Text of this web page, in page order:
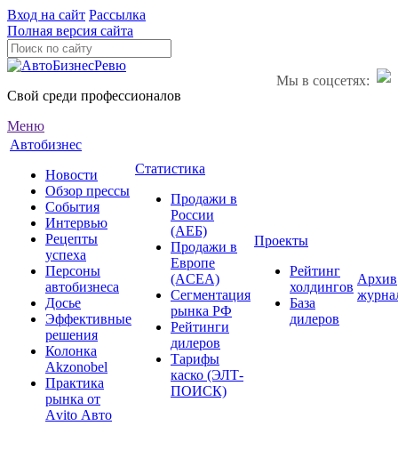
Вход на сайт Рассылка
Полная версия сайта
Мы в соцсетях:
Свой среди профессионалов
Меню
Автобизнес
Новости
Обзор прессы
События
Интервью
Рецепты
успеха
Персоны
автобизнеса
Досье
Эффективные
решения
Колонка
Akzonobel
Практика
рынка от
Аvito Авто
Статистика
Продажи в
России
(АЕБ)
Продажи в
Европе
(ACEA)
Сегментация
рынка РФ
Рейтинги
дилеров
Тарифы
каско (ЭЛТ-
ПОИСК)
Проекты
Рейтинг
холдингов
База
дилеров
Архив